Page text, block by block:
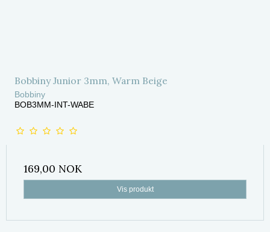
Bobbiny Junior 3mm, Warm Beige
Bobbiny
BOB3MM-INT-WABE
169,00 NOK
Vis produkt